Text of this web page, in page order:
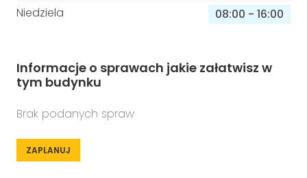
Niedziela
08:00 - 16:00
Informacje o sprawach jakie załatwisz w
tym budynku
Brak podanych spraw
ZAPLANUJ